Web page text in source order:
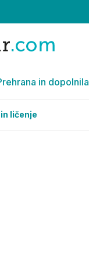
in dopolnila
ličenje